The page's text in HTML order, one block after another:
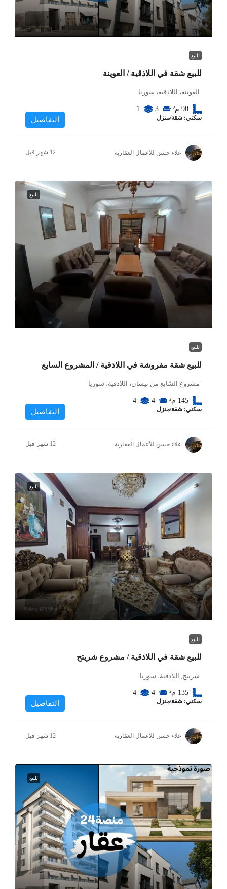
للبيع
للبيع شقة في اللاذقية / العوينة
العوينة، اللاذقية، سوريا
90 م² 3
1
سكني: شقة/منزل التفاصيل
علاء حسن للأعمال العقارية
للبيع
للبيع
للبيع شقة مفروشة في اللاذقية / المشروع السابع
مشروع السّابع من نيسان، اللاذقية، سوريا
145 م² 4
4
سكني: شقة/منزل التفاصيل
علاء حسن للأعمال العقارية
للبيع
للبيع
للبيع شقة في اللاذقية / مشروع شريتح
شريتح, اللاذقية، سوريا
135 م² 4
4
سكني: شقة/منزل التفاصيل
علاء حسن للأعمال العقارية
للبيع